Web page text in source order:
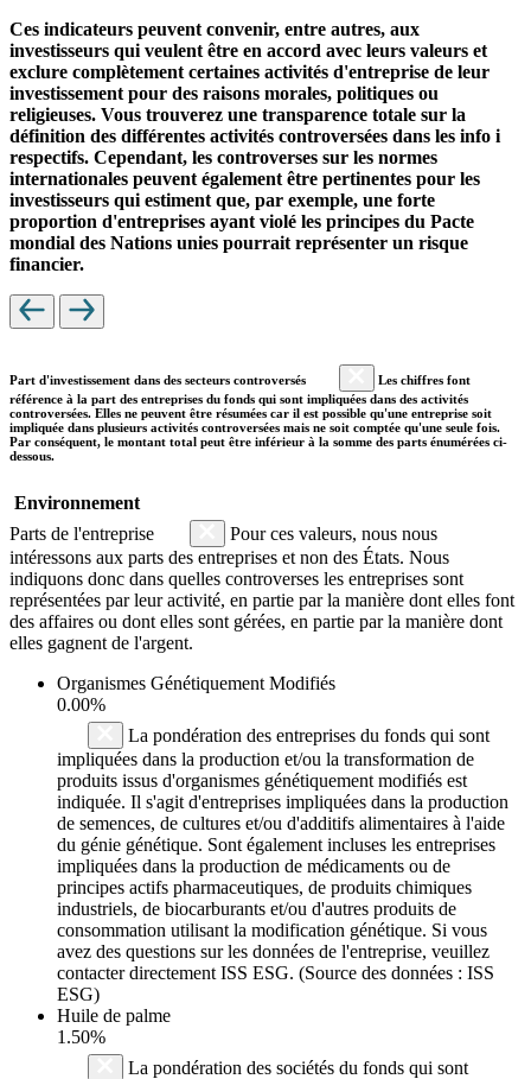
Ces indicateurs peuvent convenir, entre autres, aux
investisseurs qui veulent être en accord avec leurs valeurs et
exclure complètement certaines activités d'entreprise de leur
investissement pour des raisons morales, politiques ou
religieuses. Vous trouverez une transparence totale sur la
définition des différentes activités controversées dans les info i
respectifs. Cependant, les controverses sur les normes
internationales peuvent également être pertinentes pour les
investisseurs qui estiment que, par exemple, une forte
proportion d'entreprises ayant violé les principes du Pacte
mondial des Nations unies pourrait représenter un risque
financier.
Part d'investissement dans des secteurs controversés
Les chiffres font
référence à la part des entreprises du fonds qui sont impliquées dans des activités
controversées. Elles ne peuvent être résumées car il est possible qu'une entreprise soit
impliquée dans plusieurs activités controversées mais ne soit comptée qu'une seule fois.
Par conséquent, le montant total peut être inférieur à la somme des parts énumérées ci-
dessous.
Environnement
Parts de l'entreprise
Pour ces valeurs, nous nous
intéressons aux parts des entreprises et non des États. Nous
indiquons donc dans quelles controverses les entreprises sont
représentées par leur activité, en partie par la manière dont elles font
des affaires ou dont elles sont gérées, en partie par la manière dont
elles gagnent de l'argent.
Organismes Génétiquement Modifiés
0.00%
La pondération des entreprises du fonds qui sont
impliquées dans la production et/ou la transformation de
produits issus d'organismes génétiquement modifiés est
indiquée. Il s'agit d'entreprises impliquées dans la production
de semences, de cultures et/ou d'additifs alimentaires à l'aide
du génie génétique. Sont également incluses les entreprises
impliquées dans la production de médicaments ou de
principes actifs pharmaceutiques, de produits chimiques
industriels, de biocarburants et/ou d'autres produits de
consommation utilisant la modification génétique. Si vous
avez des questions sur les données de l'entreprise, veuillez
contacter directement ISS ESG. (Source des données : ISS
ESG)
Huile de palme
1.50%
La pondération des sociétés du fonds qui sont